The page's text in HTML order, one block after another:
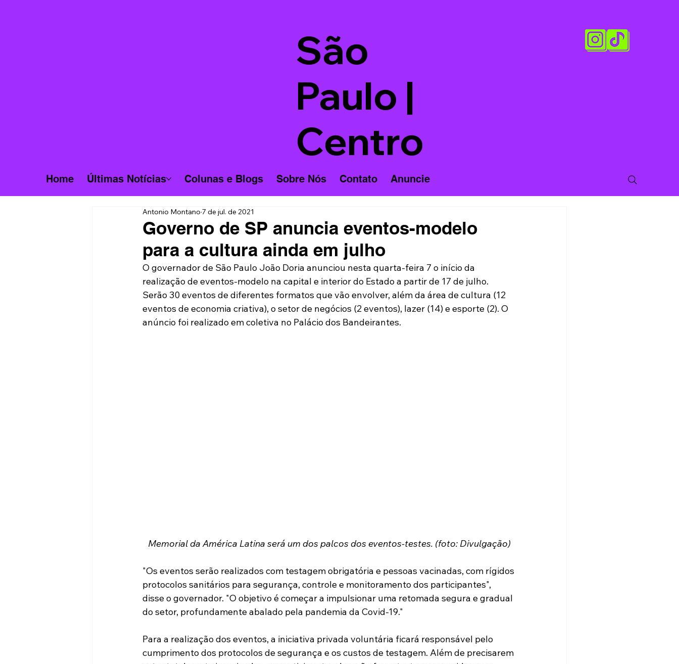
São
Paulo |
Centro
Home Últimas Notícias Colunas e Blogs Sobre Nós Contato Anuncie
Governo de SP anuncia eventos-modelo
para a cultura ainda em julho
Antonio Montano 7 de jul. de 2021
O governador de São Paulo João Doria anunciou nesta quarta-feira 7 o início da
realização de eventos-modelo na capital e interior do Estado a partir de 17 de julho.
Serão 30 eventos de diferentes formatos que vão envolver, além da área de cultura (12
eventos de economia criativa), o setor de negócios (2 eventos), lazer (14) e esporte (2). O
anúncio foi realizado em coletiva no Palácio dos Bandeirantes.
Memorial da América Latina será um dos palcos dos eventos-testes. (foto: Divulgação)
"Os eventos serão realizados com testagem obrigatória e pessoas vacinadas, com rígidos
protocolos sanitários para segurança, controle e monitoramento dos participantes",
disse o governador. "O objetivo é começar a impulsionar uma retomada segura e gradual
do setor, profundamente abalado pela pandemia da Covid-19."
Para a realização dos eventos, a iniciativa privada voluntária ficará responsável pelo
cumprimento dos protocolos de segurança e os custos de testagem. Além de precisarem